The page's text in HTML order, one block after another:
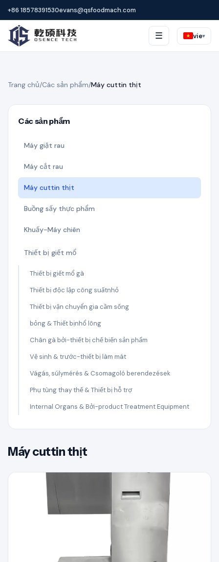
+86 18578391530evans@qsfoodmach.com
☰ vie▾
Trang chủ/Các sản phẩm/Máy cuttin thịt
Các sản phẩm
Máy giặt rau
Máy cắt rau
Máy cuttin thịt
Buồng sấy thực phẩm
Khuấy-Máy chiên
Thiết bị giết mổ
Thiết bị giết mổ gà
Thiết bị độc lập công suấtnhỏ
Thiết bị vận chuyển gia cầm sống
bỏng & Thiết bịnhổ lông
Chân gà bởi-thiết bị chế biến sản phẩm
Vệ sinh & trước-thiết bị làm mát
Vágás, súlymérés & Csomagoló berendezések
Phụ tùng thay thế & Thiết bị hỗ trợ
Internal Organs & Bởi-product Treatment Equipment
Máy cuttin thịt